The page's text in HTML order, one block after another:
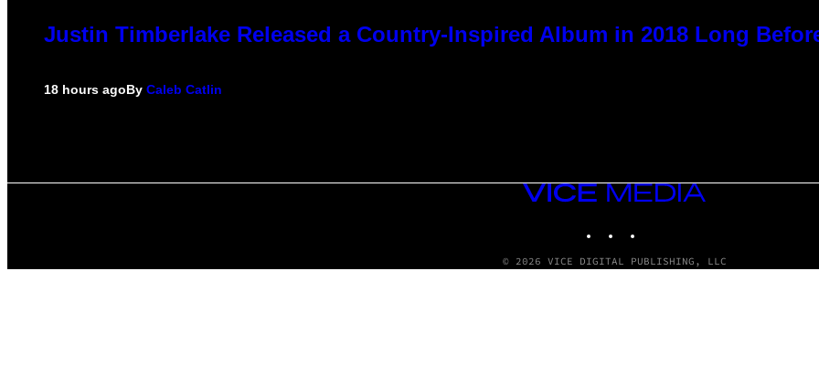
Justin Timberlake Released a Country-Inspired Album in 2018 Long
18 hours agoBy Caleb Catlin
VICE
MEDIA
© 2026 VICE DIGITAL PUBLISHING, LLC